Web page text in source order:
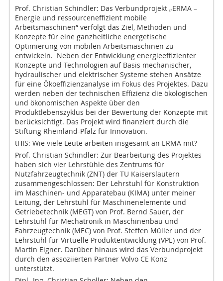
Prof. Christian Schindler: Das Verbundprojekt „ERMA –
Energie und ressourceneffizient mobile
Arbeitsmaschinen“ verfolgt das Ziel, Methoden und
Konzepte für eine ganzheitliche energetische
Optimierung von mobilen Arbeitsmaschinen zu
entwickeln. Neben der Entwicklung energieeffizienter
Konzepte und Technologien auf Basis mechanischer,
hydraulischer und elektrischer Systeme stehen Ansätze
für eine Ökoeffizienzanalyse im Fokus des Projektes. Dazu
werden neben der technischen Effizienz die ökologischen
und ökonomischen Aspekte über den
Produktlebenszyklus bei der Bewertung der Konzepte mit
berücksichtigt. Das Projekt wird finanziert durch die
Stiftung Rheinland-Pfalz für Innovation.
tHIS: Wie viele Leute arbeiten insgesamt an ERMA mit?
Prof. Christian Schindler: Zur Bearbeitung des Projektes
haben sich vier Lehrstühle des Zentrums für
Nutzfahrzeugtechnik (ZNT) der TU Kaiserslautern
zusammengeschlossen: Der Lehrstuhl für Konstruktion
im Maschinen- und Apparatebau (KIMA) unter meiner
Leitung, der Lehrstuhl für Maschinenelemente und
Getriebetechnik (MEGT) von Prof. Bernd Sauer, der
Lehrstuhl für Mechatronik in Maschinenbau und
Fahrzeugtechnik (MEC) von Prof. Steffen Müller und der
Lehrstuhl für Virtuelle Produktentwicklung (VPE) von Prof.
Martin Eigner. Darüber hinaus wird das Verbundprojekt
durch den assoziierten Partner Volvo CE Konz
unterstützt.